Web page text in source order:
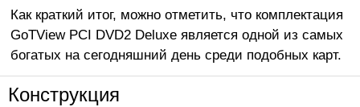
Как краткий итог, можно отметить, что комплектация
GoTView PCI DVD2 Deluxe является одной из самых
богатых на сегодняшний день среди подобных карт.
Конструкция